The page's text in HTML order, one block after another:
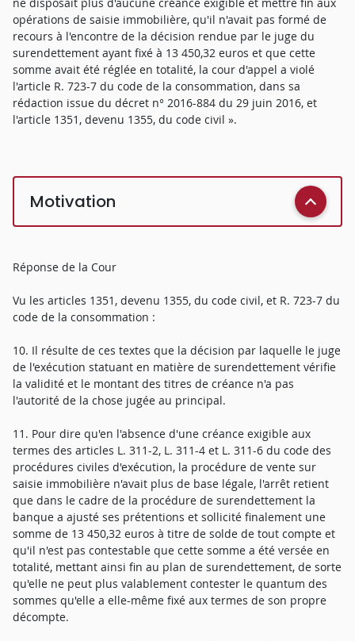
opérations de saisie immobilière, qu'il n'avait pas formé de
recours à l'encontre de la décision rendue par le juge du
surendettement ayant fixé à 13 450,32 euros et que cette
somme avait été réglée en totalité, la cour d'appel a violé
l'article R. 723-7 du code de la consommation, dans sa
rédaction issue du décret n° 2016-884 du 29 juin 2016, et
l'article 1351, devenu 1355, du code civil ».
Motivation
Réponse de la Cour
Vu les articles 1351, devenu 1355, du code civil, et R. 723-7 du
code de la consommation :
10. Il résulte de ces textes que la décision par laquelle le juge
de l'exécution statuant en matière de surendettement vérifie
la validité et le montant des titres de créance n'a pas
l'autorité de la chose jugée au principal.
11. Pour dire qu'en l'absence d'une créance exigible aux
termes des articles L. 311-2, L. 311-4 et L. 311-6 du code des
procédures civiles d'exécution, la procédure de vente sur
saisie immobilière n'avait plus de base légale, l'arrêt retient
que dans le cadre de la procédure de surendettement la
banque a ajusté ses prétentions et sollicité finalement une
somme de 13 450,32 euros à titre de solde de tout compte et
qu'il n'est pas contestable que cette somme a été versée en
totalité, mettant ainsi fin au plan de surendettement, de sorte
qu'elle ne peut plus valablement contester le quantum des
sommes qu'elle a elle-même fixé aux termes de son propre
décompte.